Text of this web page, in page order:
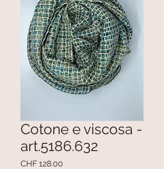
Cotone e viscosa -
art.5186.632
CHF 128.00